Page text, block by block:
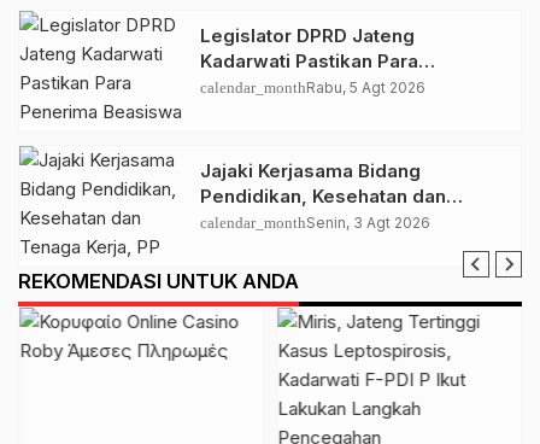
Legislator DPRD Jateng
Kadarwati Pastikan Para
Penerima Beasiswa PIP Aspirasi
calendar_monthRabu, 5 Agt 2026
Jajaki Kerjasama Bidang
Pendidikan, Kesehatan dan
Tenaga Kerja, PP Muhamamdiyah
Terima Kunjungan Dubes Qatar
calendar_monthSenin, 3 Agt 2026
REKOMENDASI UNTUK ANDA